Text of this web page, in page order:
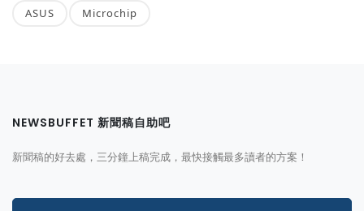
ASUS Microchip
NEWSBUFFET 新聞稿自助吧
新聞稿的好去處，三分鐘上稿完成，最快接觸最多讀者的方案！